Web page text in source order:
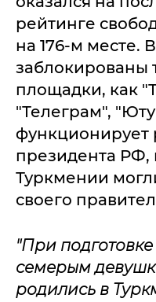
рейтинге
на 176-м месте.
заблокированы
площадки, как
"Телеграм",
функционирует
президента РФ,
Туркмении
своего
"При
семерым
родились в